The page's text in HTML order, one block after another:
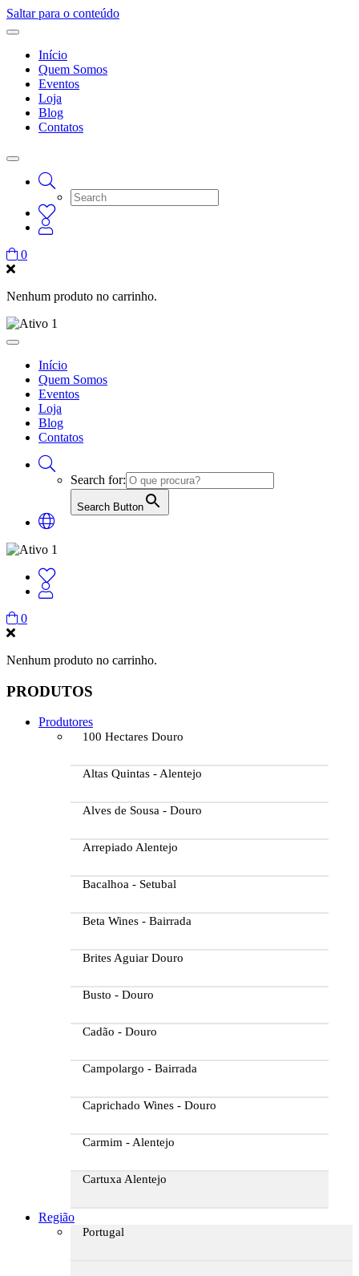
Saltar para o conteúdo
Início
Quem Somos
Eventos
Loja
Blog
Contatos
0
Nenhum produto no carrinho.
Início
Quem Somos
Eventos
Loja
Blog
Contatos
Search for:
Search Button
0
Nenhum produto no carrinho.
PRODUTOS
Produtores
100 Hectares Douro
Altas Quintas - Alentejo
Alves de Sousa - Douro
Arrepiado Alentejo
Bacalhoa - Setubal
Beta Wines - Bairrada
Brites Aguiar Douro
Busto - Douro
Cadão - Douro
Campolargo - Bairrada
Caprichado Wines - Douro
Carmim - Alentejo
Cartuxa Alentejo
Região
Portugal